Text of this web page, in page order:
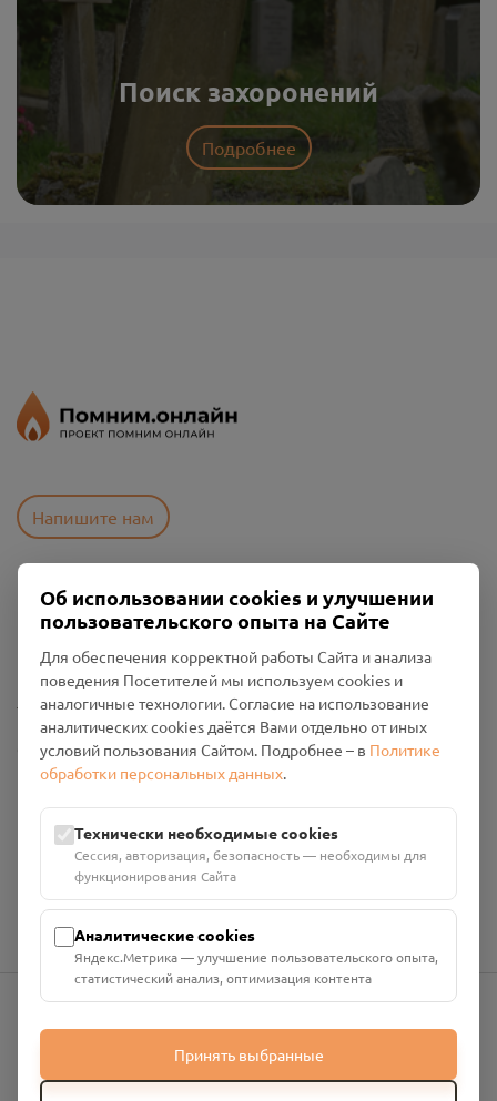
Поиск захоронений
Подробнее
Напишите нам
Пользовательское соглашение
Политика конфиденциальности
Промо-материалы
Настройки cookies
Общество с ограниченной ответственностью «Смоленский
Проект Помним»
Юридический адрес: 216790, Смоленская область, р-н
Руднянский, г. Рудня, улица Западная, д. 26А, пом. 18
Номер счёта: 40702810901130004287 в АО "АЛЬФА-БАНК"
Кор. счёт: 30101810200000000593
info@pomnim.online
Об использовании cookies и улучшении
пользовательского опыта на Сайте
Для обеспечения корректной работы Сайта и анализа
поведения Посетителей мы используем cookies и
аналогичные технологии. Согласие на использование
аналитических cookies даётся Вами отдельно от иных
условий пользования Сайтом. Подробнее – в Политике
обработки персональных данных.
Технически необходимые cookies
Сессия, авторизация, безопасность — необходимы для
функционирования Сайта
Аналитические cookies
Яндекс.Метрика — улучшение пользовательского опыта,
статистический анализ, оптимизация контента
Принять выбранные